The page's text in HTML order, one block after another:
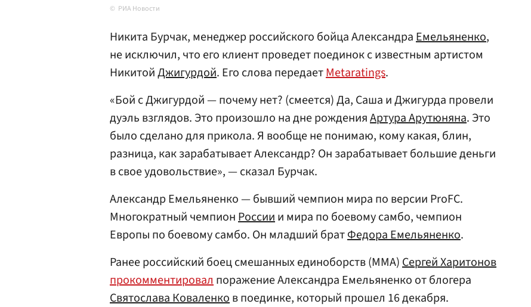
РИА Новости
Никита Бурчак, менеджер российского бойца АлександраЕмельяненко,
не исключил, что его клиент проведет поединок с известным артистом
НикитойДжигурдой. Его слова передаетMetaratings.
«Бой с Джигурдой — почему нет? (смеется) Да, Саша и Джигурда провели
дуэль взглядов. Это произошло на дне рожденияАртура Арутюняна. Это
было сделано для прикола. Я вообще не понимаю, кому какая, блин,
разница, как зарабатывает Александр? Он зарабатывает большие деньги
в свое удовольствие», — сказал Бурчак.
Александр Емельяненко — бывший чемпион мира по версии ProFC.
Многократный чемпионРоссиии мира по боевому самбо, чемпион
Европы по боевому самбо. Он младший братФедора Емельяненко.
Ранее российский боец смешанных единоборств (ММА)Сергей Харитонов
прокомментировалпоражение Александра Емельяненко от блогера
Святослава Коваленков поединке, который прошел 16 декабря.